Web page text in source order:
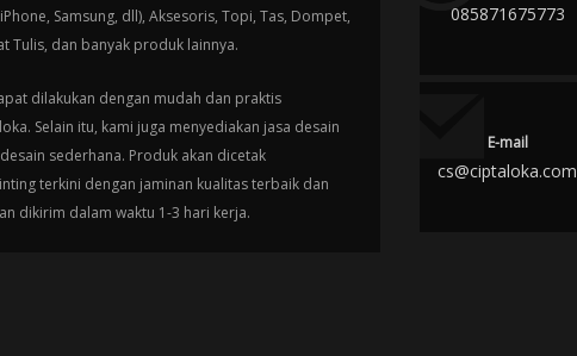
Samsung, dll), Aksesoris, Topi, Tas, Dompet,
Tulis, dan banyak produk lainnya.
dilakukan dengan mudah dan praktis
Selain itu, kami juga menyediakan jasa desain
sederhana. Produk akan dicetak
terkini dengan jaminan kualitas terbaik dan
dikirim dalam waktu 1-3 hari kerja.
085871675773
E-mail
cs@ciptaloka.com